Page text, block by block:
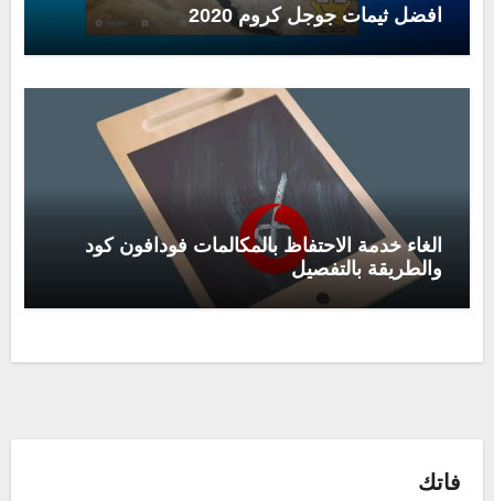
افضل ثيمات جوجل كروم 2020
الغاء خدمة الاحتفاظ بالمكالمات فودافون كود
والطريقة بالتفصيل
فاتك